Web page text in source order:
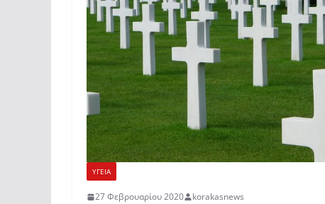
ΥΓΕΙΑ
27 Φεβρουαρίου 2020 korakasnews